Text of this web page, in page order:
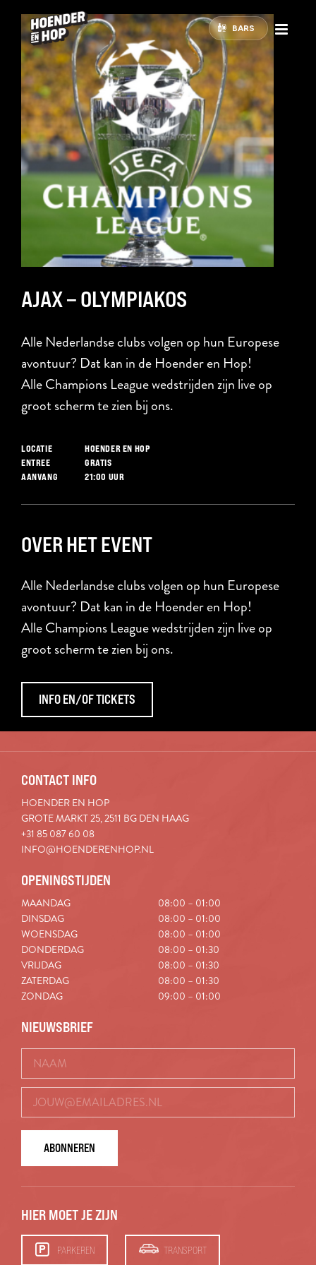
BARS
AJAX – OLYMPIAKOS
Alle Nederlandse clubs volgen op hun Europese
avontuur? Dat kan in de Hoender en Hop!
Alle Champions League wedstrijden zijn live op
groot scherm te zien bij ons.
LOCATIE
HOENDER EN HOP
ENTREE
GRATIS
AANVANG
21:00 UUR
OVER HET EVENT
Alle Nederlandse clubs volgen op hun Europese
avontuur? Dat kan in de Hoender en Hop!
Alle Champions League wedstrijden zijn live op
groot scherm te zien bij ons.
INFO EN/OF TICKETS
CONTACT INFO
HOENDER EN HOP
GROTE MARKT 25, 2511 BG DEN HAAG
+31 85 087 60 08
INFO@HOENDERENHOP.NL
OPENINGSTIJDEN
MAANDAG
08:00 – 01:00
DINSDAG
08:00 – 01:00
WOENSDAG
08:00 – 01:00
DONDERDAG
08:00 – 01:30
VRIJDAG
08:00 – 01:30
ZATERDAG
08:00 – 01:30
ZONDAG
09:00 – 01:00
NIEUWSBRIEF
ABONNEREN
HIER MOET JE ZIJN
PARKEREN TRANSPORT